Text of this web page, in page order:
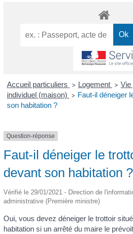
Accueil particuliers > Logement > Vie
individuel (maison)
> Faut-il déneiger
son habitation ?
Question-réponse
Faut-il déneiger le
devant son habitation ?
Vérifié le 29/01/2021 - Direction de
administrative (Première ministre)
Oui, vous devez déneiger le trottoir
habitation si un arrêté du maire le